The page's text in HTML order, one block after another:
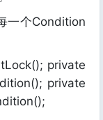
一个Condition
private
private